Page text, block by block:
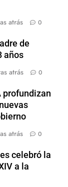
atrás 0
de
años
atrás 0
profundizan
atrás 0
celebró la
a la